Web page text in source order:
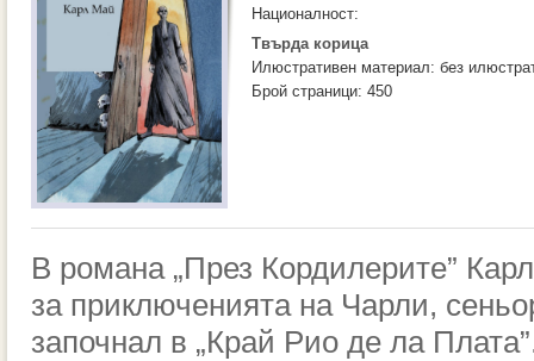
Националност:
Твърда корица
Илюстративен материал: без
Брой страници: 450
В романа „През Кордилерите”
за приключенията на Чарли,
започнал в „Край Рио де ла